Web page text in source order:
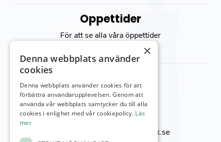
Öppettider
För att se alla våra öppettider
kontakt sida
Viktor Setterbergs väg 5
423 38 Torslanda
Telefon:031-92 00 24
reception@torslandagk.se
×
Denna webbplats använder
cookies
Denna webbplats använder cookies för att
förbättra användarupplevelsen. Genom att
använda vår webbplats samtycker du till alla
cookies i enlighet med vår cookiepolicy. Läs
mer